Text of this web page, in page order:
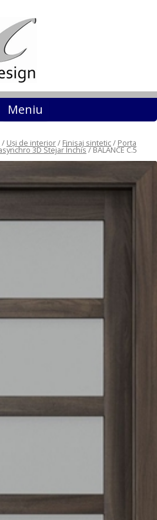
Meniu Sari la conținut
/ Uși de interior/ Finisaj sintetic/ Porta
3D Stejar Închis/ BALANCE C.5